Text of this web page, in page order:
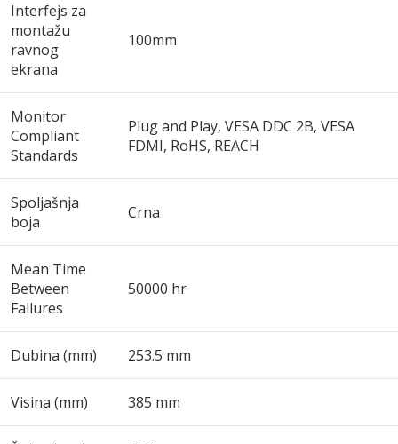
Interfejs za
montažu
ravnog
ekrana
100mm
Monitor
Compliant
Standards
Plug and Play, VESA DDC 2B, VESA
FDMI, RoHS, REACH
Spoljašnja
boja
Crna
Mean Time
Between
Failures
50000 hr
Dubina (mm) 253.5 mm
Visina (mm) 385 mm